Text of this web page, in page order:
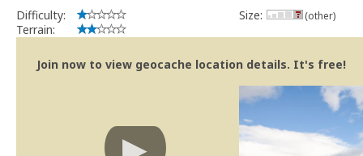
Difficulty:
Terrain:
Size: (other)
Join now to view geocache location details. It's free!